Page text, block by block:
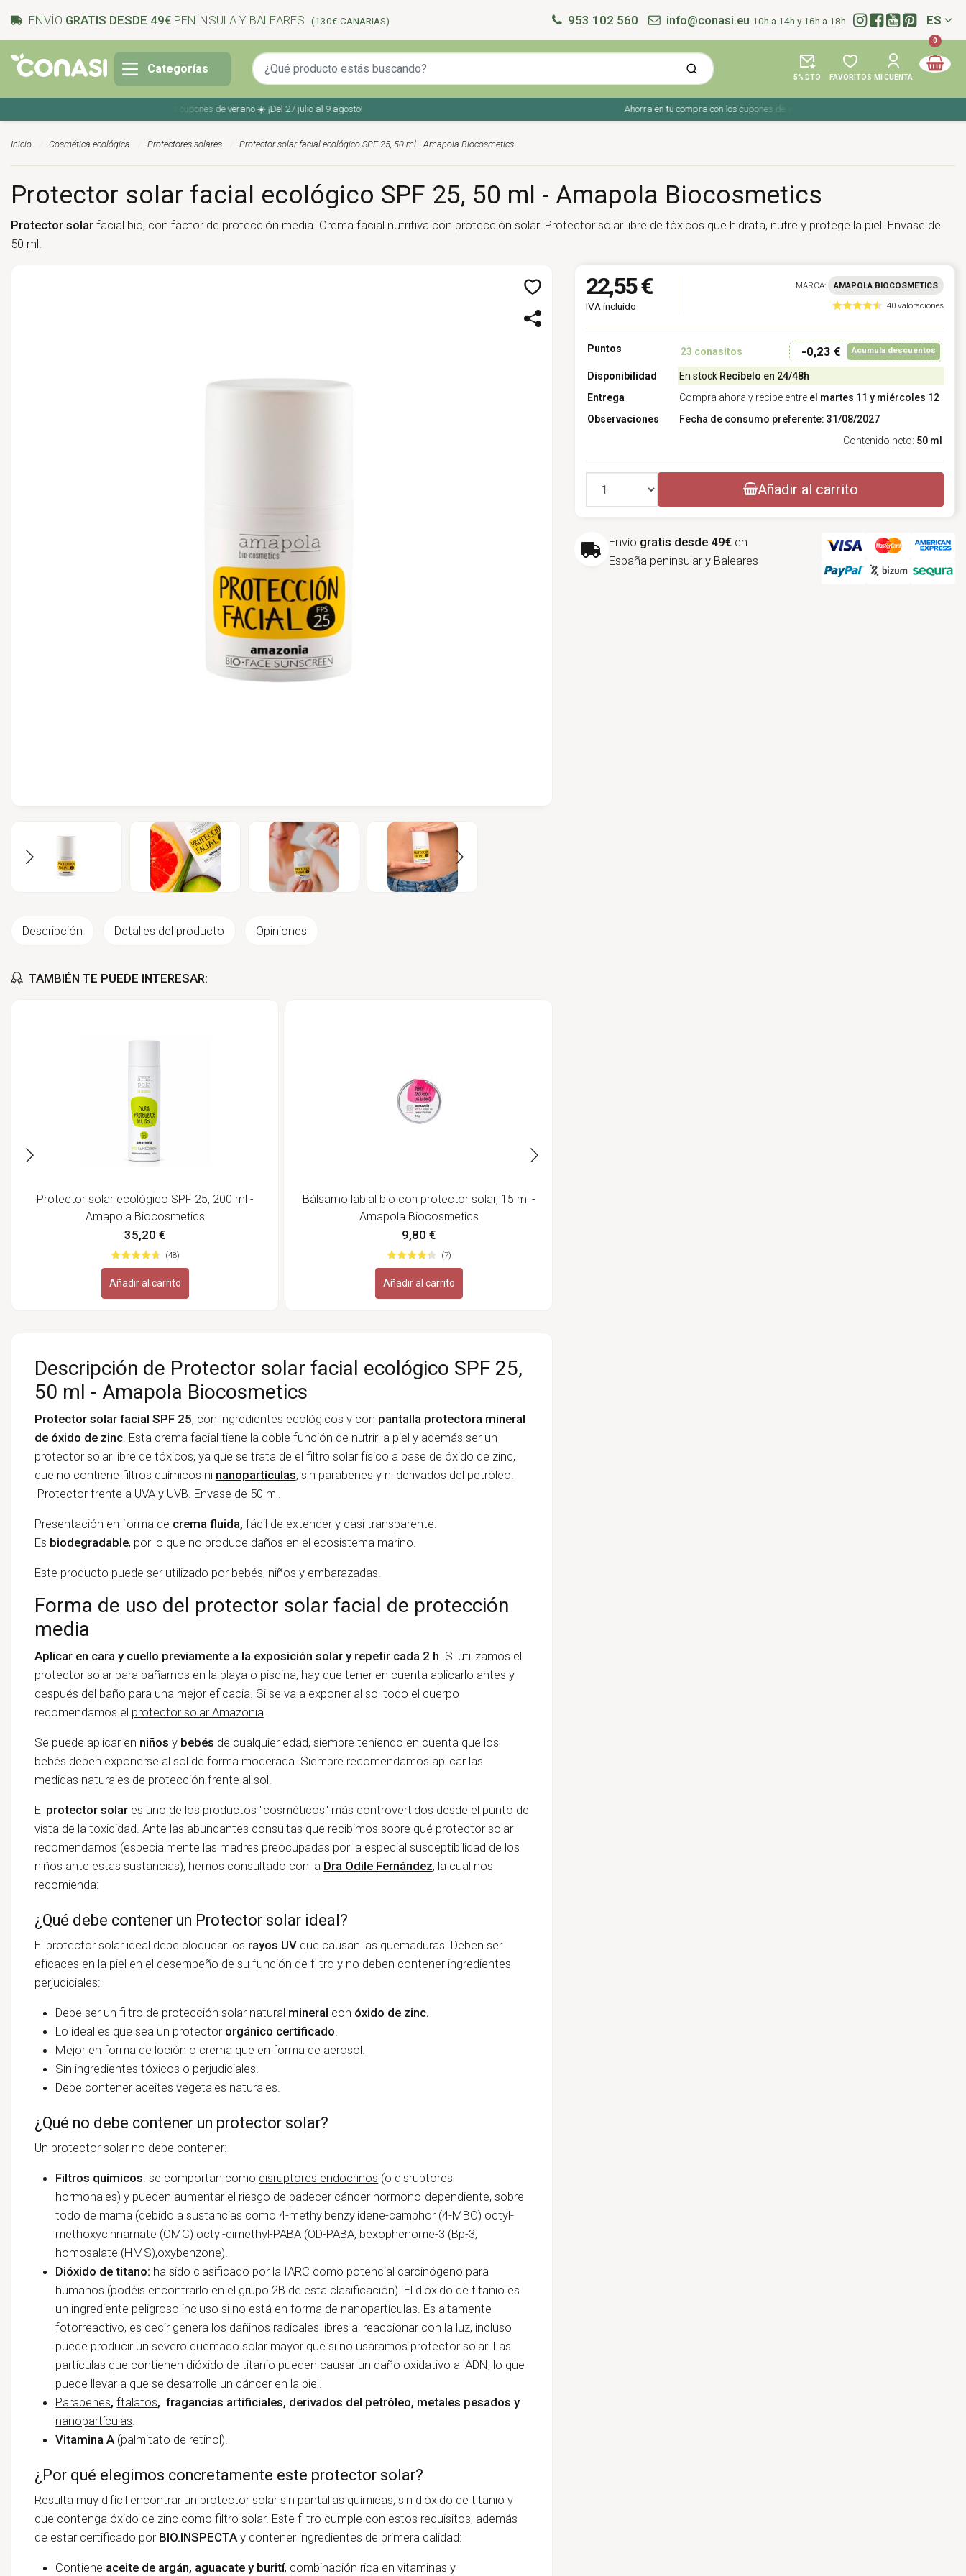
ENVÍO GRATIS DESDE 49€ PENÍNSULA Y BALEARES (130€ CANARIAS) 953 102 560 info@conasi.eu 10h a 14h y 16h a 18h Idioma:
ES
Categorías
5% DTO FAVORITOS MI CUENTA
0
Ahorra en tu compra con los cupones de verano ☀️ ¡Del 27 julio al 9 agosto! Ahorra en tu compra con los cupones de verano ☀️ ¡Del 27 julio al 9 agosto!
Inicio Cosmética ecológica Protectores solares Protector solar facial ecológico SPF 25, 50 ml - Amapola Biocosmetics
Protector solar facial ecológico SPF 25, 50 ml - Amapola Biocosmetics
Protector solar facial bio, con factor de protección media. Crema facial nutritiva con protección solar. Protector solar libre de tóxicos que hidrata, nutre y protege la piel. Envase de
50 ml.
Descripción Detalles del producto Opiniones
TAMBIÉN TE PUEDE INTERESAR:
Protector solar ecológico SPF 25, 200 ml -
Amapola Biocosmetics
35,20 €
(48)
Añadir al carrito
Bálsamo labial bio con protector solar, 15 ml -
Amapola Biocosmetics
9,80 €
(7)
Añadir al carrito
Descripción de Protector solar facial ecológico SPF 25,
50 ml - Amapola Biocosmetics
Protector solar facial SPF 25, con ingredientes ecológicos y con pantalla protectora mineral
de óxido de zinc. Esta crema facial tiene la doble función de nutrir la piel y además ser un
protector solar libre de tóxicos, ya que se trata de el filtro solar físico a base de óxido de zinc,
que no contiene filtros químicos ni nanopartículas, sin parabenes y ni derivados del petróleo.
Protector frente a UVA y UVB. Envase de 50 ml.
Presentación en forma de crema fluida, fácil de extender y casi transparente.
Es biodegradable, por lo que no produce daños en el ecosistema marino.
Este producto puede ser utilizado por bebés, niños y embarazadas.
Forma de uso del protector solar facial de protección
media
Aplicar en cara y cuello previamente a la exposición solar y repetir cada 2 h . Si utilizamos el
protector solar para bañarnos en la playa o piscina, hay que tener en cuenta aplicarlo antes y
después del baño para una mejor eficacia. Si se va a exponer al sol todo el cuerpo
recomendamos el protector solar Amazonia
Se puede aplicar en niños y bebés de cualquier edad, siempre teniendo en cuenta que los
bebés deben exponerse al sol de forma moderada. Siempre recomendamos aplicar las
medidas naturales de protección frente al sol.
El protector solar es uno de los productos "cosméticos" más controvertidos desde el punto de
vista de la toxicidad. Ante las abundantes consultas que recibimos sobre qué protector solar
recomendamos (especialmente las madres preocupadas por la especial susceptibilidad de los
niños ante estas sustancias), hemos consultado con la Dra Odile Fernández, la cual nos
recomienda:
¿Qué debe contener un Protector solar ideal?
El protector solar ideal debe bloquear los rayos UVque causan las quemaduras. Deben ser
eficaces en la piel en el desempeño de su función de filtro y no deben contener ingredientes
perjudiciales:
Debe ser un filtro de protección solar natural mineral con óxido de zinc.
Lo ideal es que sea un protector orgánico certificado
Mejor en forma de loción o crema que en forma de aerosol.
Sin ingredientes tóxicos o perjudiciales.
Debe contener aceites vegetales naturales.
¿Qué no debe contener un protector solar?
Un protector solar no debe contener:
Filtros químicos: se comportan como disruptores endocrinos (o disruptores
hormonales) y pueden aumentar el riesgo de padecer cáncer hormono-dependiente, sobre
todo de mama (debido a sustancias como 4-methylbenzylidene-camphor (4-MBC) octyl-
methoxycinnamate (OMC) octyl-dimethyl-PABA (OD-PABA, bexophenome-3 (Bp-3,
homosalate (HMS),oxybenzone).
Dióxido de titano: ha sido clasificado por la IARC como potencial carcinógeno para
humanos (podéis encontrarlo en el grupo 2B de esta clasificación). El dióxido de titanio es
un ingrediente peligroso incluso si no está en forma de nanopartículas. Es altamente
fotorreactivo, es decir genera los dañinos radicales libres al reaccionar con la luz, incluso
puede producir un severo quemado solar mayor que si no usáramos protector solar. Las
partículas que contienen dióxido de titanio pueden causar un daño oxidativo al ADN, lo que
puede llevar a que se desarrolle un cáncer en la piel.
Parabenes,ftalatos, fragancias artificiales, derivados del petróleo, metales pesados y
nanopartículas
Vitamina A (palmitato de retinol).
¿Por qué elegimos concretamente este protector solar?
Resulta muy difícil encontrar un protector solar sin pantallas químicas, sin dióxido de titanio y
que contenga óxido de zinc como filtro solar. Este filtro cumple con estos requisitos, además
de estar certificado por BIO.INSPECTAy contener ingredientes de primera calidad:
Contiene aceite de argán, aguacate y burití, combinación rica en vitaminas y
22,55 €
IVA incluído
MARCA:
AMAPOLA BIOCOSMETICS
40 valoraciones
Puntos 23 conasitos -0,23 € Acumula descuentos
Disponibilidad En stock Recíbelo en 24/48h
Entrega
Compra ahora y recibe entre el martes 11 y miércoles 12
Observaciones
Fecha de consumo preferente: 31/08/2027
Contenido neto: 50 ml
Cantidad Añadir al carrito
Envío gratis desde 49€ en
España peninsular y Baleares